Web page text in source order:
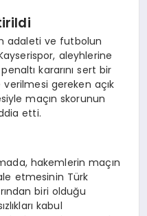
adaleti ve futbolun
aleyhlerine
kararını sert bir
verilmesi gereken açık
maçın skorunun
etti.
hakemlerin maçın
etmesinin Türk
biri olduğu
kabul